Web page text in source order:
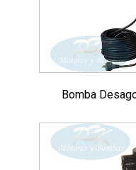
Bomba